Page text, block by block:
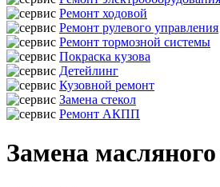
Ремонт ходовой
Ремонт рулевого управления
Ремонт тормозной системы
Покраска кузова
Детейлинг
Кузовной ремонт
Замена стекол
Ремонт АКПП
Замена